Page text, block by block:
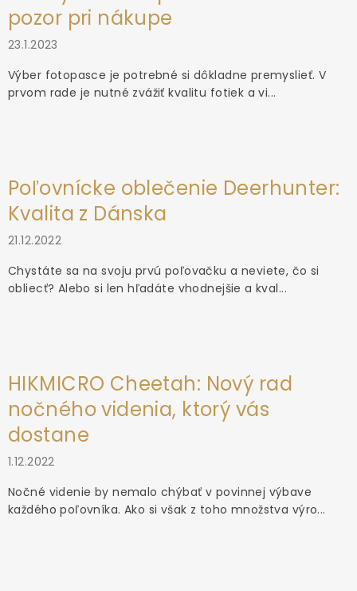
pozor pri nákupe
23.1.2023
Výber fotopasce je potrebné si dôkladne premyslieť. V
prvom rade je nutné zvážiť kvalitu fotiek a vi...
Poľovnícke oblečenie Deerhunter:
Kvalita z Dánska
21.12.2022
Chystáte sa na svoju prvú poľovačku a neviete, čo si
obliecť? Alebo si len hľadáte vhodnejšie a kval...
HIKMICRO Cheetah: Nový rad
nočného videnia, ktorý vás
dostane
1.12.2022
Nočné videnie by nemalo chýbať v povinnej výbave
každého poľovníka. Ako si však z toho množstva výro...